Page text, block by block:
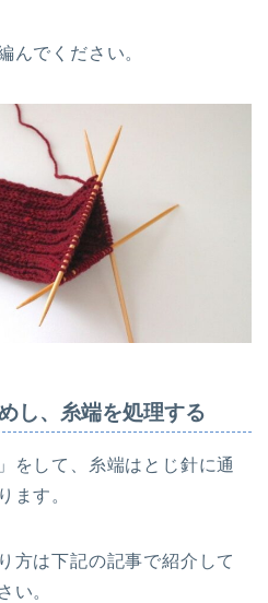
んでください。
し、糸端を処理する
をして、糸端はとじ針に通
ます。
方は下記の記事で紹介して
い。